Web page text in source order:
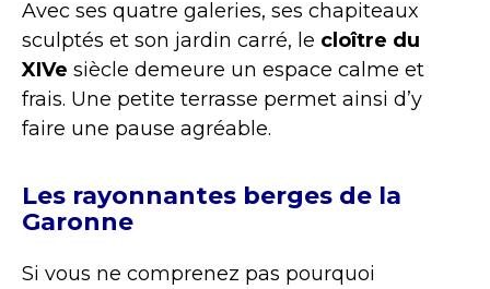
Avec ses quatre galeries, ses chapiteaux
sculptés et son jardin carré, le cloître du
XIVe siècle demeure un espace calme et
frais. Une petite terrasse permet ainsi d’y
faire une pause agréable.
Les rayonnantes berges de la
Garonne
Si vous ne comprenez pas pourquoi